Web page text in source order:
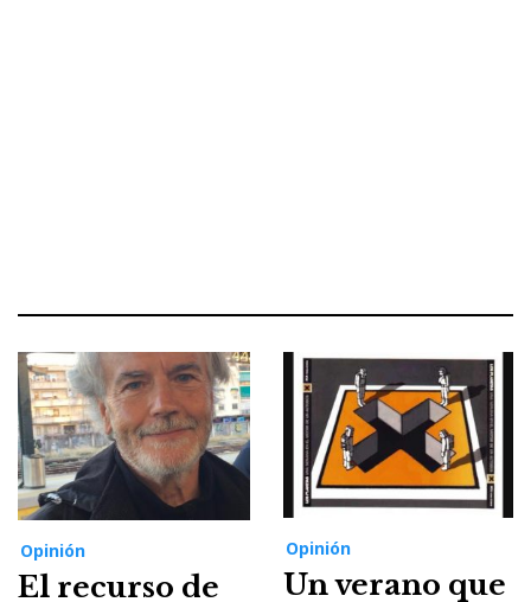
Opinión
El recurso de
Opinión
Un verano que